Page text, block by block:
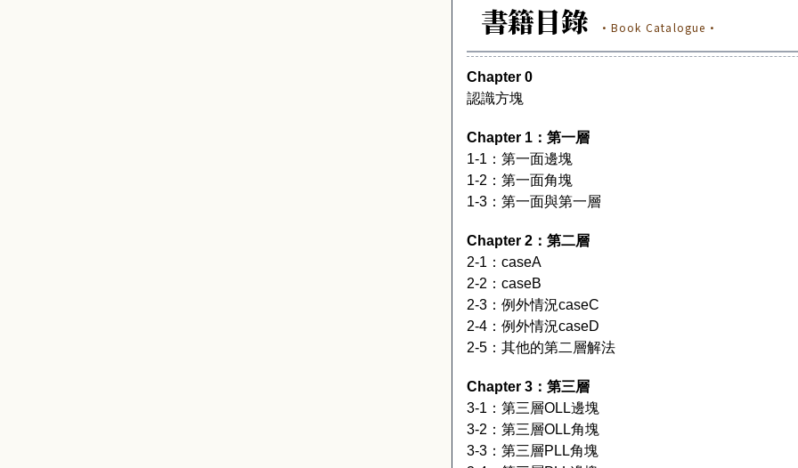
書籍目錄 ·Book Catalogue·
Chapter 0
認識方塊
Chapter 1：第一層
1-1 ：第一面邊塊
1-2 ：第一面角塊
1-3：第一面與第一層
Chapter 2：第二層
2-1 ： caseA
2-2 ： caseB
2-3：例外情況caseC
2-4：例外情況caseD
2-5：其他的第二層解法
Chapter 3：第三層
3-1 ：第三層OLL邊塊
3-2 ：第三層OLL角塊
3-3：第三層PLL角塊